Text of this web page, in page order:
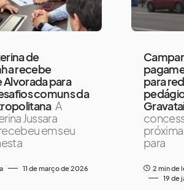
de
recebe
para
comuns da
A
Jussara
em seu
11 de março de 2026
para
para
2 min de
19 de